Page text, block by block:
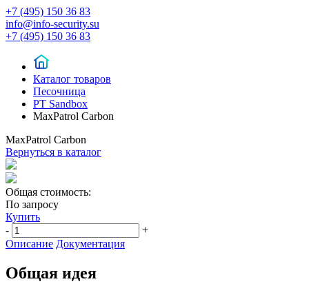
+7 (495) 150 36 83
info@info-security.su
+7 (495) 150 36 83
Каталог товаров
Песочница
PT Sandbox
MaxPatrol Carbon
MaxPatrol Carbon
Вернуться в каталог
Общая стоимость:
По запросу
Купить
-
+
Описание Документация
Общая идея